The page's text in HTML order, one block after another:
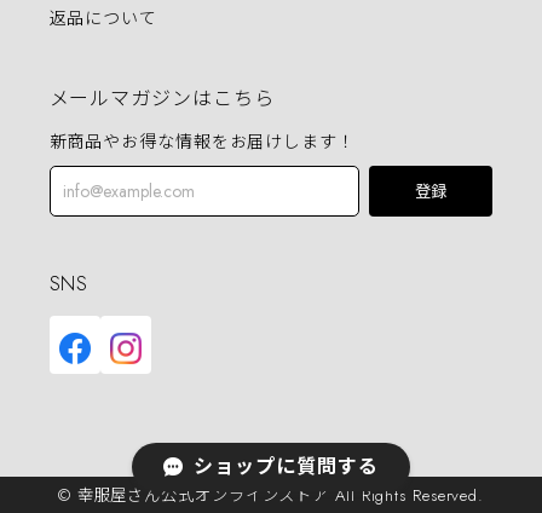
返品について
メールマガジンはこちら
新商品やお得な情報をお届けします！
登録
SNS
© 幸服屋さん公式オンラインストア All Rights Reserved.
ショップに質問する